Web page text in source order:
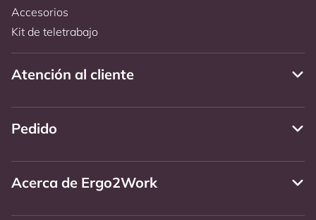
Accesorios
Kit de teletrabajo
Atención al cliente
Pedido
Acerca de Ergo2Work